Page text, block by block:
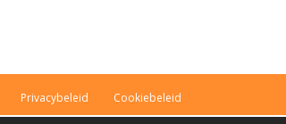
Privacybeleid Cookiebeleid